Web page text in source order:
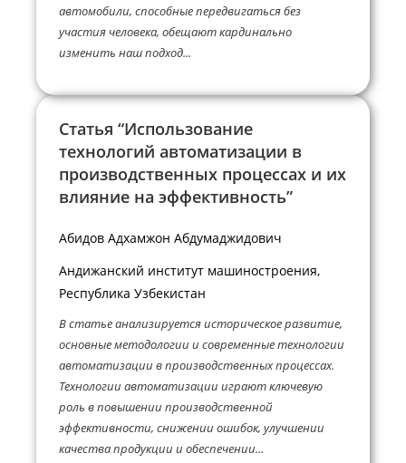
автомобили, способные передвигаться без
участия человека, обещают кардинально
изменить наш подход...
Статья “Использование
технологий автоматизации в
производственных процессах и их
влияние на эффективность”
Абидов Адхамжон Абдумаджидович
Андижанский институт машиностроения,
Республика Узбекистан
В статье анализируется историческое развитие,
основные методологии и современные технологии
автоматизации в производственных процессах.
Технологии автоматизации играют ключевую
роль в повышении производственной
эффективности, снижении ошибок, улучшении
качества продукции и обеспечении...